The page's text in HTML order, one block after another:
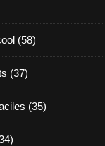
(58)
(37)
(35)